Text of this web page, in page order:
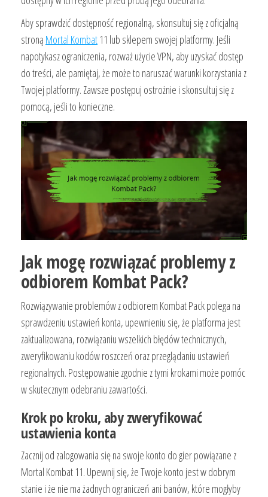
Aby sprawdzić dostępność regionalną, skonsultuj się z oficjalną
stroną Mortal Kombat 11 lub sklepem swojej platformy. Jeśli
napotykasz ograniczenia, rozważ użycie VPN, aby uzyskać dostęp
do treści, ale pamiętaj, że może to naruszać warunki korzystania z
Twojej platformy. Zawsze postępuj ostrożnie i skonsultuj się z
pomocą, jeśli to konieczne.
Jak mogę rozwiązać problemy z
odbiorem Kombat Pack?
Rozwiązywanie problemów z odbiorem Kombat Pack polega na
sprawdzeniu ustawień konta, upewnieniu się, że platforma jest
zaktualizowana, rozwiązaniu wszelkich błędów technicznych,
zweryfikowaniu kodów roszczeń oraz przeglądaniu ustawień
regionalnych. Postępowanie zgodnie z tymi krokami może pomóc
w skutecznym odebraniu zawartości.
Krok po kroku, aby zweryfikować
ustawienia konta
Zacznij od zalogowania się na swoje konto do gier powiązane z
Mortal Kombat 11. Upewnij się, że Twoje konto jest w dobrym
stanie i że nie ma żadnych ograniczeń ani banów, które mogłyby